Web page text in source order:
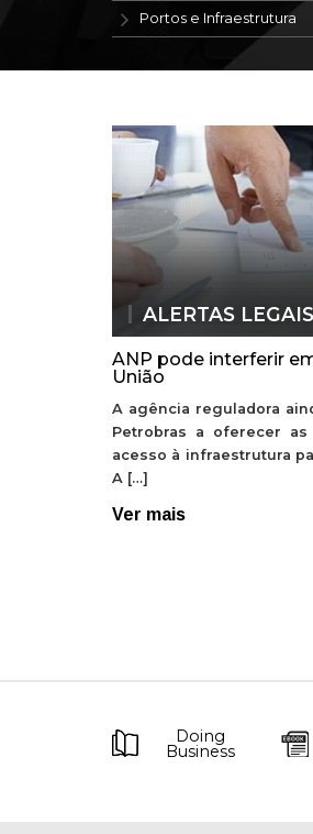
Portos e Infraestrutura
ALERTAS LEGAIS
ANP pode interferir
União
A agência reguladora
Petrobras a oferecer
acesso à infraestrutura
A […]
Ver mais
Doing
Business